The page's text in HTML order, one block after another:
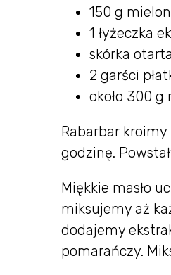
150 g
1 łyżeczka
skórka
2 garści
około 300 g
Rabarbar kroimy
godzinę.
Miękkie masło
miksujemy aż
dodajemy
pomarańczy.